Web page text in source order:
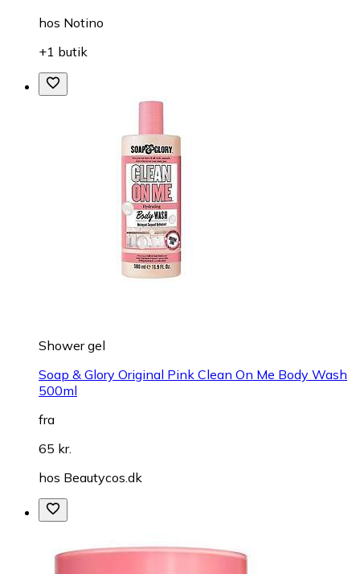
hos Notino
+1 butik
Shower gel
Soap & Glory Original Pink Clean On Me Body Wash
500ml
fra
65 kr.
hos Beautycos.dk